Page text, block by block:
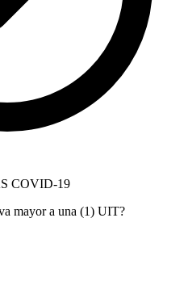
COVID-19
mayor a una (1) UIT?